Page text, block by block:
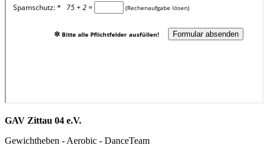
GAV Zittau 04 e.V.
Gewichtheben - Aerobic - DanceTeam